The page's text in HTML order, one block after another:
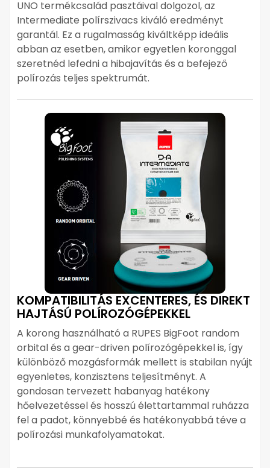
UNO termékcsalád pasztáival dolgozol, az
Intermediate polírszivacs kiváló eredményt
garantál. Ez a rugalmasság kiváltképp ideális
abban az esetben, amikor egyetlen koronggal
szeretnéd lefedni a hibajavítás és a befejező
polírozás teljes spektrumát.
KOMPATIBILITÁS EXCENTERES, ÉS DIREKT
HAJTÁSÚ POLÍROZÓGÉPEKKEL
A korong használható a RUPES BigFoot random
orbital és a gear-driven polírozógépekkel is, így
különböző mozgásformák mellett is stabilan nyújt
egyenletes, konzisztens teljesítményt. A
gondosan tervezett habanyag hatékony
hőelvezetéssel és hosszú élettartammal ruházza
fel a padot, könnyebbé és hatékonyabbá téve a
polírozási munkafolyamatokat.